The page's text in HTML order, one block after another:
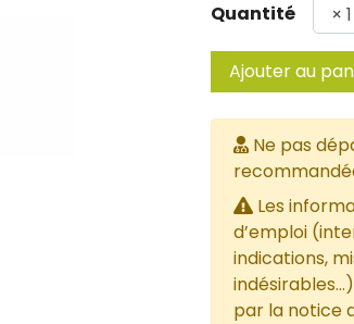
Quantité
Ajouter au
Ne pas
Les
d’emploi
indications,
par la notice